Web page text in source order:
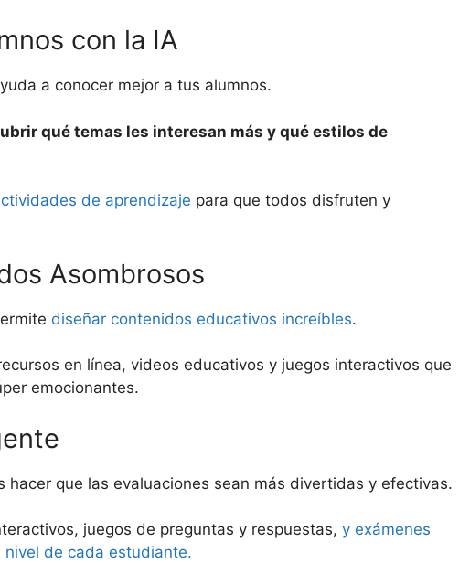
con la IA
a conocer mejor a tus alumnos.
qué temas les interesan más y qué estilos de
de aprendizaje para que todos disfruten y
Asombrosos
diseñar contenidos educativos increíbles.
en línea, videos educativos y juegos interactivos que
emocionantes.
hacer que las evaluaciones sean más divertidas y efectivas.
juegos de preguntas y respuestas, y exámenes
de cada estudiante.